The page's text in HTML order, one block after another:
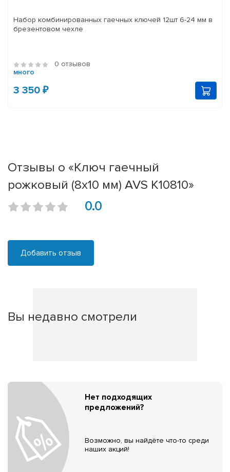
Набор комбинированных гаечных ключей 12шт 6-24 мм в
брезентовом чехле
0 отзывов
много
3 350 ₽
Отзывы о «Ключ гаечный
рожковый (8х10 мм) AVS K10810»
0.0
Добавить отзыв
Вы недавно смотрели
Нет подходящих
предложений?
Возможно, вы найдёте что-то среди
наших акций!